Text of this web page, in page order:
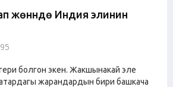
жөнүндө Индия элинин
болгон экен. Жакшынакай эле
жарандардын бири башкача